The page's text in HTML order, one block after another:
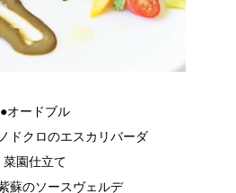
●オードブル
ドクロのエスカリバーダ
菜園仕立て
蘇のソースヴェルデ